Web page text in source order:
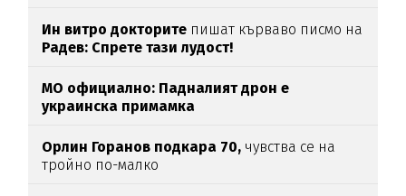
Ин витро докторите пишат кърваво писмо на
Радев: Спрете тази лудост!
МО официално: Падналият дрон е
украинска примамка
Орлин Горанов подкара 70, чувства се на
тройно по-малко